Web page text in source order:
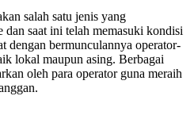
salah satu jenis yang
saat ini telah memasuki kondisi
dengan bermunculannya operator-
lokal maupun asing. Berbagai
oleh para operator guna meraih